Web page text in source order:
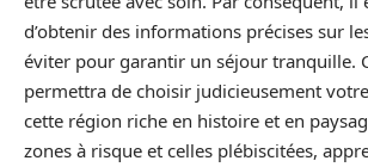
d’obtenir des informations précises sur
éviter pour garantir un séjour tranquille.
permettra de choisir judicieusement
cette région riche en histoire et en
zones à risque et celles plébiscitées,